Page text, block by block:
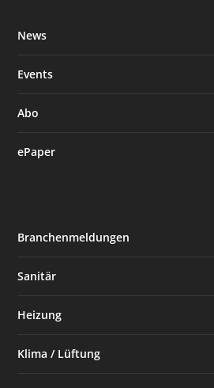
News
Events
Abo
ePaper
Branchenmeldungen
Sanitär
Heizung
Klima / Lüftung